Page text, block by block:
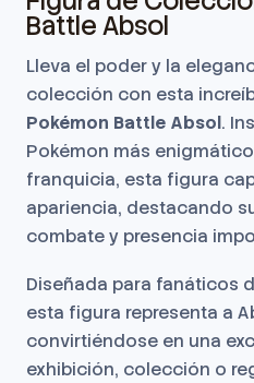
Battle Absol
Lleva el poder y la
colección con esta
Pokémon Battle Absol.
Pokémon más
franquicia, esta figura
apariencia, destacando
combate y presencia
Diseñada para fanáticos
esta figura representa a
convirtiéndose en una
exhibición, colección o